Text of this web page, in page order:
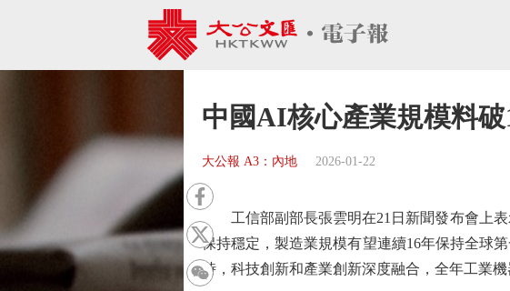
中國AI核心產業規模料破
大公報 A3：內地 2026-01-22
工信部副部長張雲明在21日新聞發布會上表
保持穩定，製造業規模有望連續16年保持全球
時，科技創新和產業創新深度融合，全年工業機